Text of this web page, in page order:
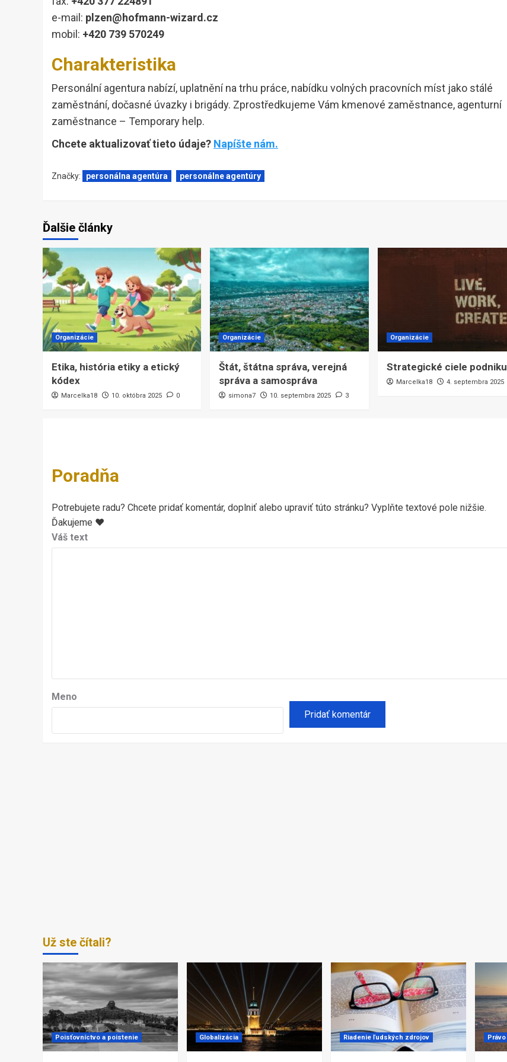
e-mail: plzen@hofmann-wizard.cz
mobil: +420 739 570249
Charakteristika
Personální agentura nabízí, uplatnění na trhu práce, nabídku volných pracovních míst jako stálé
zaměstnání, dočasné úvazky i brigády. Zprostředkujeme Vám kmenové zaměstnance, agenturní
zaměstnance – Temporary help.
Chcete aktualizovať tieto údaje? Napíšte nám.
Značky: personálna agentúra personálne agentúry
Ďalšie články
Organizácie
Etika, história etiky a etický
kódex
Marcelka18 10. októbra 2025 0
Organizácie
Štát, štátna správa, verejná
správa a samospráva
simona7 10. septembra 2025 3
Organizácie
Strategické ciele podniku
Marcelka18 4. septembra 2025
Poradňa
Potrebujete radu? Chcete pridať komentár, doplniť alebo upraviť túto stránku? Vyplňte textové pole nižšie.
Ďakujeme ♥
Váš text
Meno
Už ste čítali?
Poisťovníctvo a poistenie Globalizácia Riadenie ľudských zdrojov Právo